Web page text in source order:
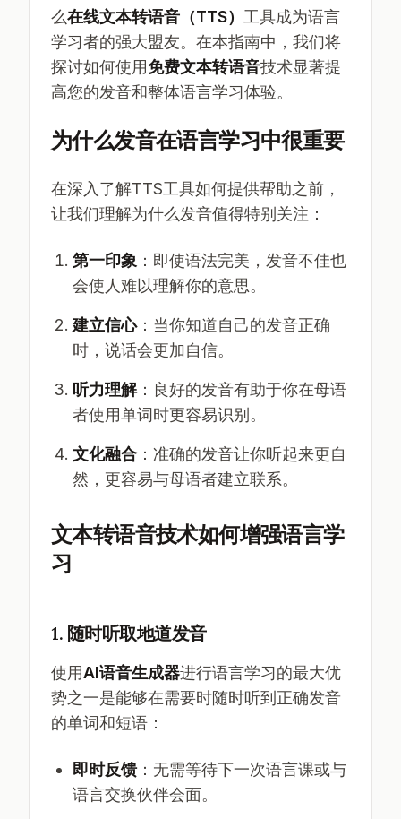
么在线文本转语音（TTS） 工具成为语言
学习者的强大盟友。在本指南中，我们将
探讨如何使用免费文本转语音技术显著提
高您的发音和整体语言学习体验。
为什么发音在语言学习中很重要
在深入了解TTS工具如何提供帮助之前，
让我们理解为什么发音值得特别关注：
第一印象 ：即使语法完美，发音不佳也
会使人难以理解你的意思。
建立信心：当你知道自己的发音正确
时，说话会更加自信。
听力理解：良好的发音有助于你在母语
者使用单词时更容易识别。
文化融合 ：准确的发音让你听起来更自
然，更容易与母语者建立联系。
文本转语音技术如何增强语言学
习
1. 随时听取地道发音
使用AI语音生成器进行语言学习的最大优
势之一是能够在需要时随时听到正确发音
的单词和短语：
即时反馈：无需等待下一次语言课或与
语言交换伙伴会面。